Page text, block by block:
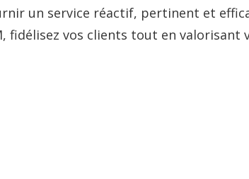
un service réactif, pertinent et
fidélisez vos clients tout en valorisant